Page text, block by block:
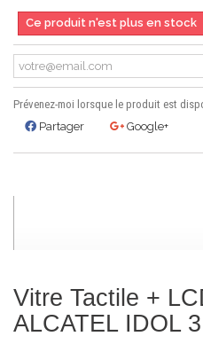
Ce produit n'est plus en stock
Prévenez-moi lorsque le produit est
Partager
Google+
Vitre Tactile +
ALCATEL IDOL